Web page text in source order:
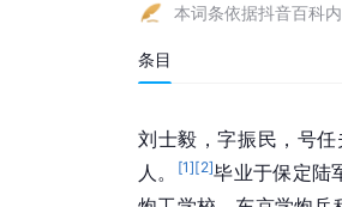
本词条依据抖音百科
条目
刘士毅，字振民，号
人。
[1][2]毕业于保定陆